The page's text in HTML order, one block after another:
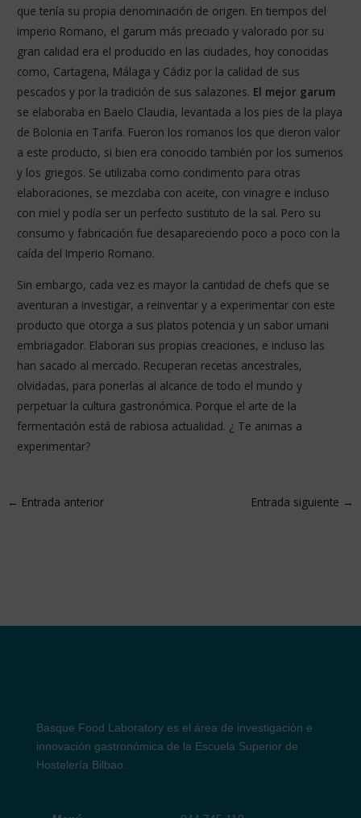
que tenía su propia denominación de origen. En tiempos del
imperio Romano, el garum más preciado y valorado por su
gran calidad era el producido en las ciudades, hoy conocidas
como, Cartagena, Málaga y Cádiz por la calidad de sus
pescados y por la tradición de sus salazones. El mejor garum
se elaboraba en Baelo Claudia, levantada a los pies de la playa
de Bolonia en Tarifa. Fueron los romanos los que dieron valor
a este producto, si bien era conocido también por los sumerios
y los griegos. Se utilizaba como condimento para otras
elaboraciones, se mezclaba con aceite, con vinagre e incluso
con miel y podía ser un perfecto sustituto de la sal. Pero su
consumo y fabricación fue desapareciendo poco a poco con la
caída del Imperio Romano.
Sin embargo, cada vez es mayor la cantidad de chefs que se
aventuran a investigar, a reinventar y a experimentar con este
producto que otorga a sus platos potencia y un sabor umani
embriagador. Elaboran sus propias creaciones, e incluso las
han sacado al mercado. Recuperan recetas ancestrales,
olvidadas, para ponerlas al alcance de todo el mundo y
perpetuar la cultura gastronómica. Porque el arte de la
fermentación está de rabiosa actualidad. ¿ Te animas a
experimentar?
← Entrada anterior Entrada siguiente →
Basque Food Laboratory es el área de investigación e
innovación gastronómica de la Escuela Superior de
Hostelería Bilbao.